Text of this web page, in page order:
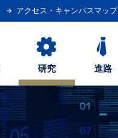
アクセス・キャンパスマップ
研究 進路